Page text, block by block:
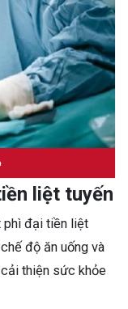
liệt tuyến
phì đại tiền liệt
độ ăn uống và
thiện sức khỏe